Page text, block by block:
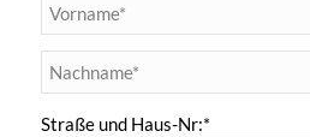
Straße und Haus-Nr:*